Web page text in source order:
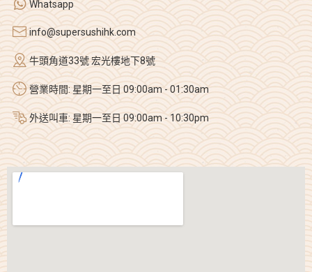
Whatsapp
info@supersushihk.com
牛頭角道33號 宏光樓地下8號
營業時間: 星期一至日 09:00am - 01:30am
外送叫車: 星期一至日 09:00am - 10:30pm